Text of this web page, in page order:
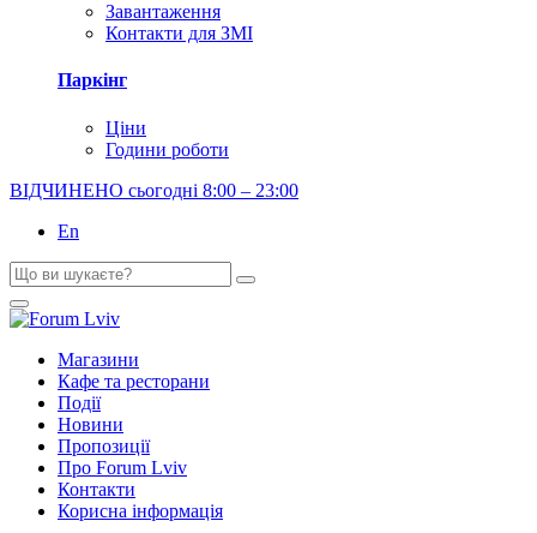
Завантаження
Контакти для ЗМІ
Паркінг
Ціни
Години роботи
ВІДЧИНЕНО сьогодні 8:00 – 23:00
En
Магазини
Кафе та ресторани
Події
Новини
Пропозиції
Про Forum Lviv
Контакти
Корисна інформація